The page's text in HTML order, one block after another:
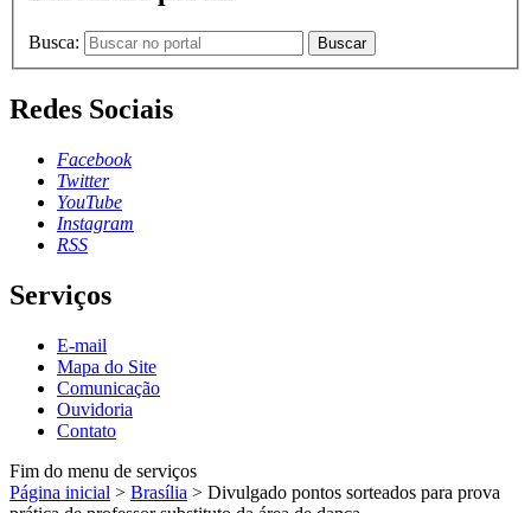
Busca: Buscar
Redes Sociais
Facebook
Twitter
YouTube
Instagram
RSS
Serviços
E-mail
Mapa do Site
Comunicação
Ouvidoria
Contato
Fim do menu de serviços
Página inicial > Brasília > Divulgado pontos sorteados para prova